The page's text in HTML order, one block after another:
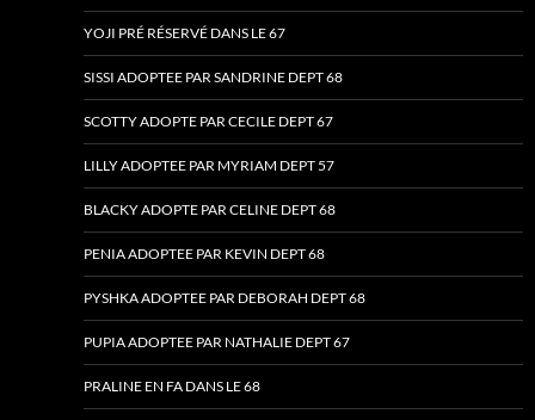
YOJI PRÉ RÉSERVÉ DANS LE 67
SISSI ADOPTEE PAR SANDRINE DEPT 68
SCOTTY ADOPTE PAR CECILE DEPT 67
LILLY ADOPTEE PAR MYRIAM DEPT 57
BLACKY ADOPTE PAR CELINE DEPT 68
PENIA ADOPTEE PAR KEVIN DEPT 68
PYSHKA ADOPTEE PAR DEBORAH DEPT 68
PUPIA ADOPTEE PAR NATHALIE DEPT 67
PRALINE EN FA DANS LE 68